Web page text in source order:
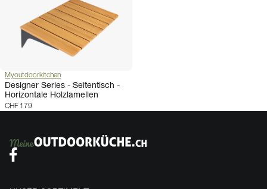
Myoutdoorkitchen
Designer Series - Seitentisch -
Horizontale Holzlamellen
CHF 179